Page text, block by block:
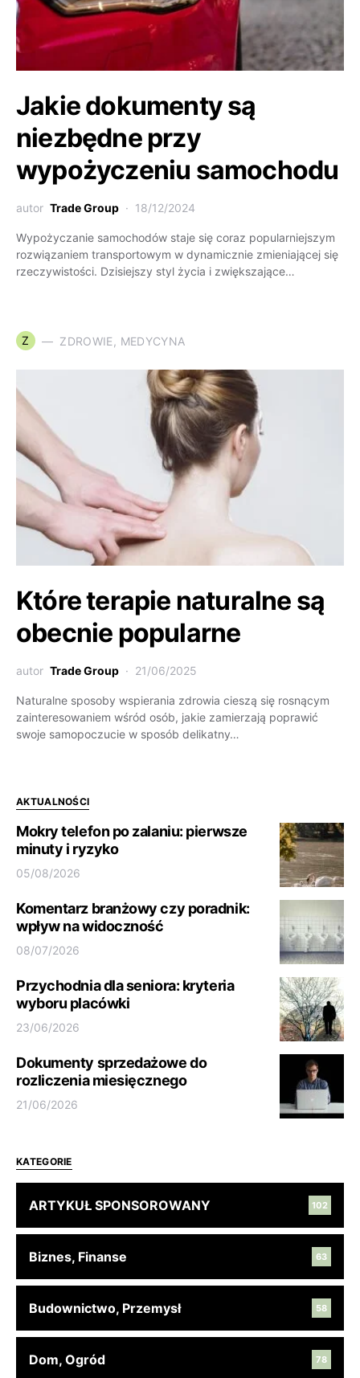
Jakie dokumenty są
niezbędne przy
wypożyczeniu samochodu
autor Trade Group 18/12/2024
Wypożyczanie samochodów staje się coraz popularniejszym
rozwiązaniem transportowym w dynamicznie zmieniającej się
rzeczywistości. Dzisiejszy styl życia i zwiększające…
Z ZDROWIE, MEDYCYNA
Które terapie naturalne są
obecnie popularne
autor Trade Group 21/06/2025
Naturalne sposoby wspierania zdrowia cieszą się rosnącym
zainteresowaniem wśród osób, jakie zamierzają poprawić
swoje samopoczucie w sposób delikatny…
AKTUALNOŚCI
Mokry telefon po zalaniu: pierwsze
minuty i ryzyko
05/08/2026
Komentarz branżowy czy poradnik:
wpływ na widoczność
08/07/2026
Przychodnia dla seniora: kryteria
wyboru placówki
23/06/2026
Dokumenty sprzedażowe do
rozliczenia miesięcznego
21/06/2026
KATEGORIE
ARTYKUŁ SPONSOROWANY 102
Biznes, Finanse 63
Budownictwo, Przemysł 58
Dom, Ogród 78